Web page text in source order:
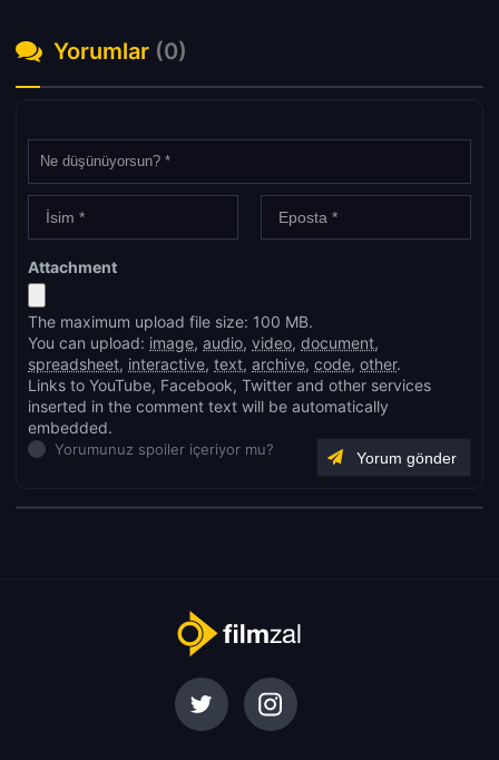
Yorumlar (0)
Attachment
The maximum upload file size: 100 MB.
You can upload: image, audio, video, document,
spreadsheet, interactive, text, archive, code, other.
Links to YouTube, Facebook, Twitter and other services
inserted in the comment text will be automatically
embedded.
Yorumunuz spoiler içeriyor mu?